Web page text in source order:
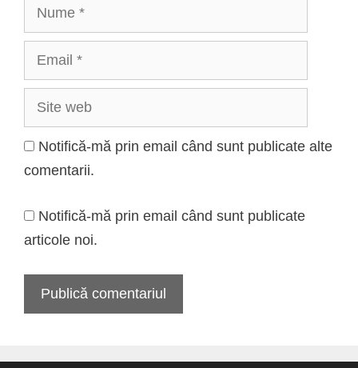
Site
Notifică-mă prin email când sunt publicate alte
comentarii.
Notifică-mă prin email când sunt publicate
articole noi.